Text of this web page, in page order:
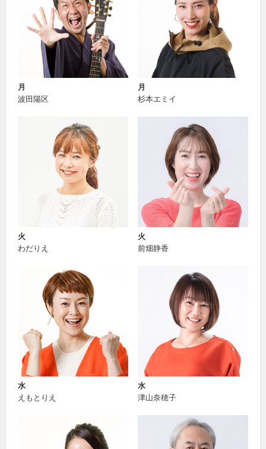
月
波田陽区
月
杉本エミイ
火
わだりえ
火
前畑静香
水
えもとりえ
水
津山奈穂子